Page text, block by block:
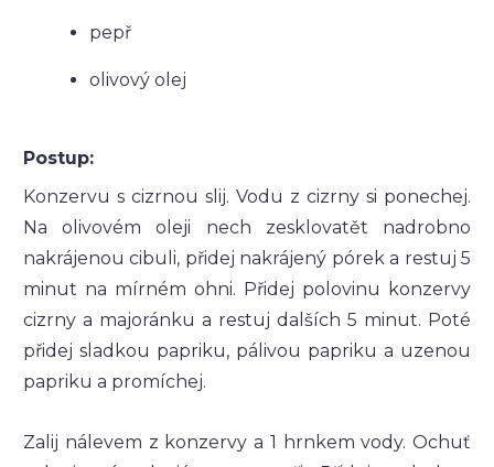
pepř
olivový olej
Postup:
Konzervu s cizrnou slij. Vodu z cizrny si ponechej.
Na olivovém oleji nech zesklovatět nadrobno
nakrájenou cibuli, přidej nakrájený pórek a restuj 5
minut na mírném ohni. Přidej polovinu konzervy
cizrny a majoránku a restuj dalších 5 minut. Poté
přidej sladkou papriku, pálivou papriku a uzenou
papriku a promíchej.
Zalij nálevem z konzervy a 1 hrnkem vody. Ochuť